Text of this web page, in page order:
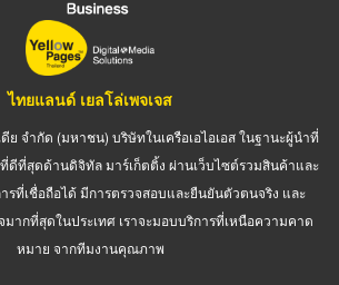
ไทยแลนด์ เยลโล่เพจเจส
ย จำกัด (มหาชน) บริษัทในเครือเอไอเอส ในฐานะผู้นำที่
ที่สุดด้านดิจิทัล มาร์เก็ตติ้ง ผ่านเว็บไซต์รวมสินค้าและ
รที่เชื่อถือได้ มีการตรวจสอบและยืนยันตัวตนจริง และ
ากที่สุดในประเทศ เราจะมอบบริการที่เหนือความคาด
หมาย จากทีมงานคุณภาพ